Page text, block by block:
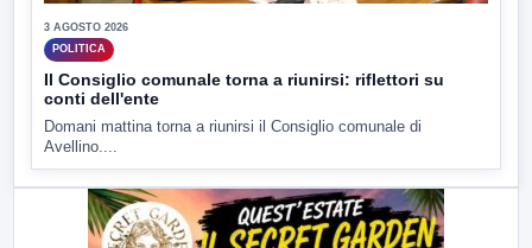
3 AGOSTO 2026
POLITICA
Il Consiglio comunale torna a riunirsi: riflettori su
conti dell'ente
Domani mattina torna a riunirsi il Consiglio comunale di
Avellino....